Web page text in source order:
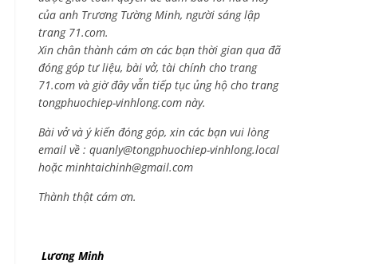
của anh Trương Tường Minh, người sáng lập
trang 71.com.
Xin chân thành cám ơn các bạn thời gian qua đã
đóng góp tư liệu, bài vở, tài chính cho trang
71.com và giờ đây vẫn tiếp tục ủng hộ cho trang
tongphuochiep-vinhlong.com này.
Bài vở và ý kiến đóng góp, xin các bạn vui lòng
email về : quanly@tongphuochiep-vinhlong.local
hoặcminhtaichinh@gmail.com
Thành thật cám ơn.
Lương Minh